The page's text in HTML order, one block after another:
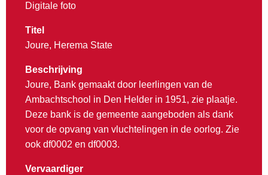
Digitale foto
Titel
Joure, Herema State
Beschrijving
Joure, Bank gemaakt door leerlingen van de
Ambachtschool in Den Helder in 1951, zie plaatje.
Deze bank is de gemeente aangeboden als dank
voor de opvang van vluchtelingen in de oorlog. Zie
ook df0002 en df0003.
Vervaardiger